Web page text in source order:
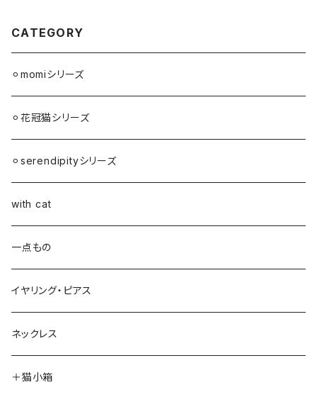
CATEGORY
⚪︎momiシリーズ
⚪︎花冠猫シリーズ
⚪︎serendipityシリーズ
with cat
一点もの
イヤリング・ピアス
ネックレス
＋猫小箱